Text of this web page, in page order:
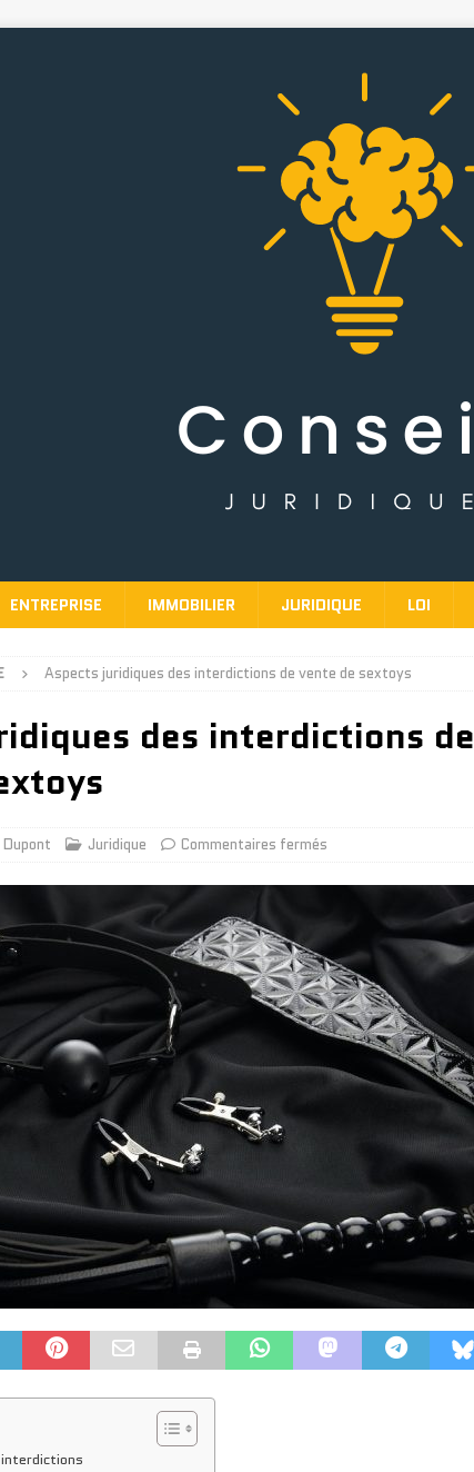
ENTREPRISE IMMOBILIER JURIDIQUE LOI
Aspects juridiques des interdictions de vente de sextoys
des interdictions de
Dupont Juridique Commentaires fermés